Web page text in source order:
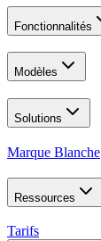
Fonctionnalités
Modèles
Solutions
Marque Blanche
Ressources
Tarifs